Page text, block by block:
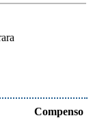
Compenso